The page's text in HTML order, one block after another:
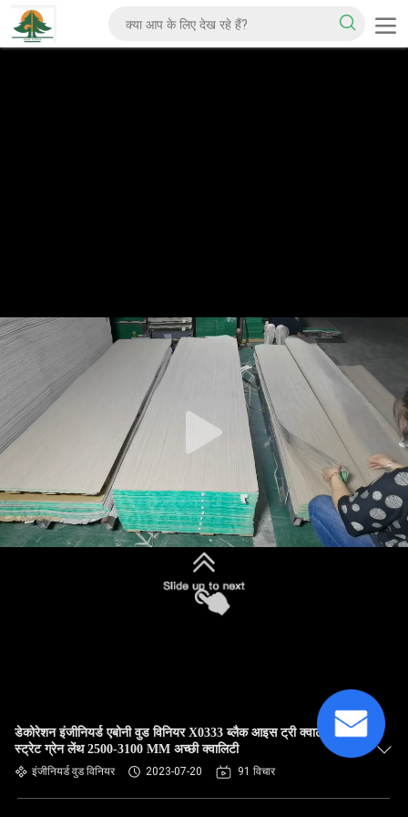
डेकोरेशन इंजीनियर्ड एबोनी वुड विनियर X0333 ब्लैक आइस ट्री क्वार्टर कट
स्ट्रेट ग्रेन लेंथ 2500-3100 MM अच्छी क्वालिटी
इंजीनियर्ड वुड विनियर 2023-07-20 91 विचार